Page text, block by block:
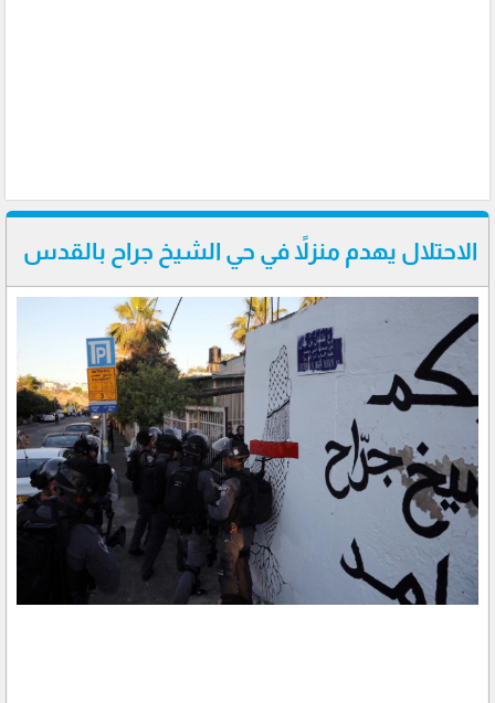
الاحتلال يهدم منزلاً في حي الشيخ جراح بالقدس